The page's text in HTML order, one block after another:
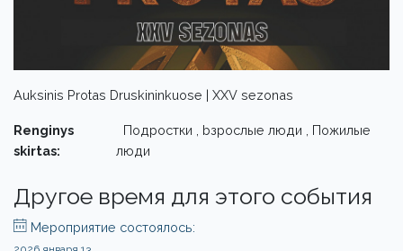
Auksinis Protas Druskininkuose | XXV sezonas
Renginys
skirtas:
Подростки , bзрослые люди , Пожилые
люди
Другое время для этого события
Мероприятие состоялось: